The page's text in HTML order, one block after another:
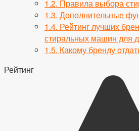
1.2. Правила выбора
1.3. Дополнительные
1.4. Рейтинг лучших
стиральных машин для
1.5. Какому бренду
Рейтинг